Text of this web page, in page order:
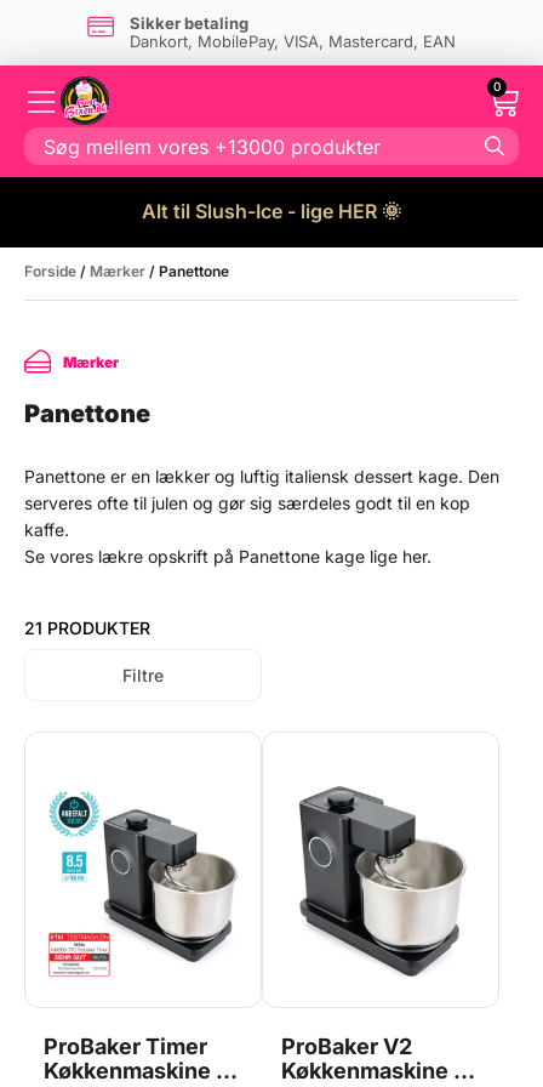
Sikker betaling
Dankort, MobilePay, VISA, Mastercard, EAN
0
Alt til Slush-Ice - lige HER 🌞
Forside / Mærker / Panettone
Mærker
Panettone
Panettone er en lækker og luftig italiensk dessert kage. Den
serveres ofte til julen og gør sig særdeles godt til en kop
kaffe.
Se vores lækre opskrift på Panettone kage lige her.
21 PRODUKTER
Filtre
ProBaker Timer
Køkkenmaskine -
ProBaker V2
Køkkenmaskine -